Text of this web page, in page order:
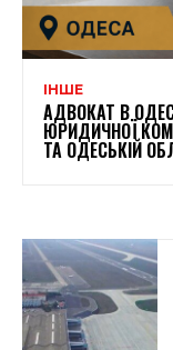
ІНШЕ
АДВОКАТ В
ЮРИДИЧНОЇ
ТА ОДЕСЬКІЙ